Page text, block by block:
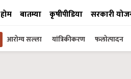
होम बातम्या कृषीपीडिया सरकारी
आरोग्य सल्ला यांत्रिकीकरण फलोत्पादन